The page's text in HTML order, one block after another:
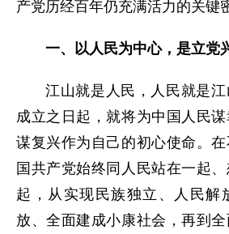
产党历经百年仍充满活力的关键
一、以人民为中心，是立党
江山就是人民，人民就是
成立之日起，就将为中国人民
谋复兴作为自己的初心使命。
国共产党始终同人民站在一起
起，从实现民族独立、人民解
放、全面建成小康社会，再到